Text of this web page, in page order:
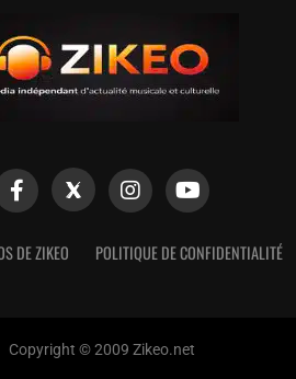
DE ZIKEO POLITIQUE DE CONFIDENTIALITÉ
Copyright © 2009 Zikeo.net